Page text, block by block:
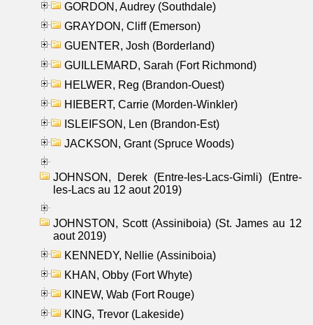
GORDON, Audrey (Southdale)
GRAYDON, Cliff (Emerson)
GUENTER, Josh (Borderland)
GUILLEMARD, Sarah (Fort Richmond)
HELWER, Reg (Brandon-Ouest)
HIEBERT, Carrie (Morden-Winkler)
ISLEIFSON, Len (Brandon-Est)
JACKSON, Grant (Spruce Woods)
JOHNSON, Derek (Entre-les-Lacs-Gimli) (Entre-
les-Lacs au 12 aout 2019)
JOHNSTON, Scott (Assiniboia) (St. James au 12
aout 2019)
KENNEDY, Nellie (Assiniboia)
KHAN, Obby (Fort Whyte)
KINEW, Wab (Fort Rouge)
KING, Trevor (Lakeside)